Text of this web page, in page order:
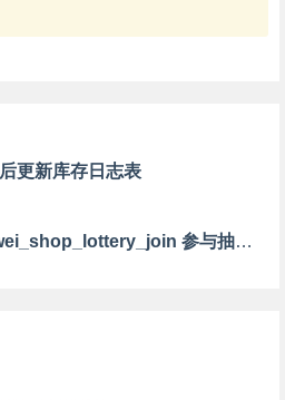
更新库存日志表
人人商城数据库字典之ewei_shop_lottery_join 参与抽奖表（获得抽奖机会的表单）